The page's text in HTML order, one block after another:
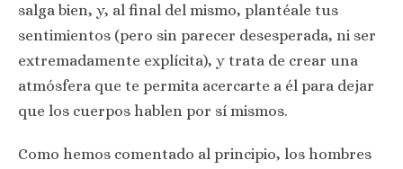
salga bien, y, al final del mismo, plantéale tus
sentimientos (pero sin parecer desesperada, ni ser
extremadamente explícita), y trata de crear una
atmósfera que te permita acercarte a él para dejar
que los cuerpos hablen por sí mismos.
Como hemos comentado al principio, los hombres